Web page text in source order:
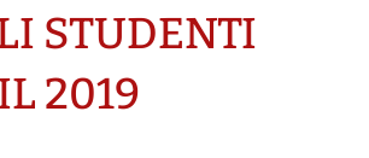
STUDENTI
2019